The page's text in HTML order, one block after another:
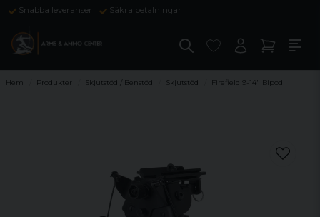
Snabba leveranser Säkra betalningar
Hem Produkter Skjutstöd / Benstöd Skjutstöd Firefield 9-14" Bipod